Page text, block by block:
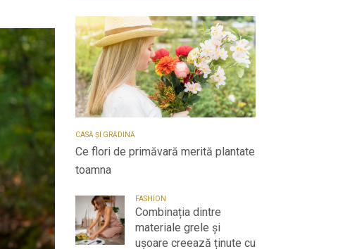
CASĂ ȘI GRĂDINĂ
Ce flori de primăvară merită plantate
toamna
FASHION
Combinația dintre
materiale grele și
ușoare creează ținute cu